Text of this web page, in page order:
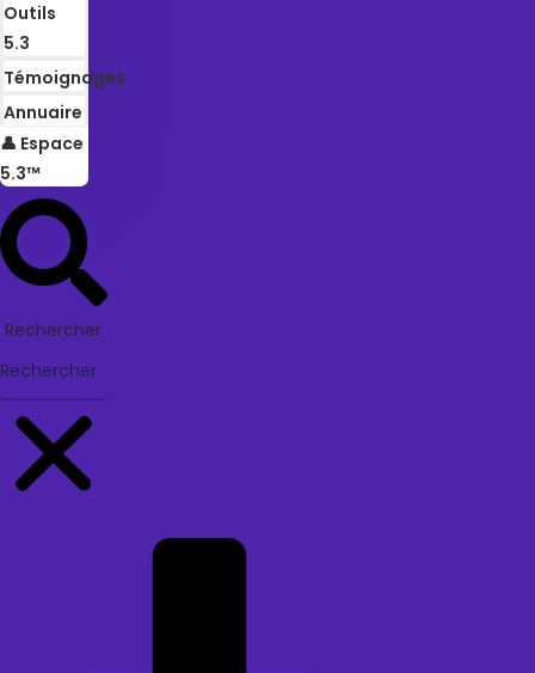
Outils
5.3
Témoignages
Annuaire
👤 Espace
5.3™
Rechercher